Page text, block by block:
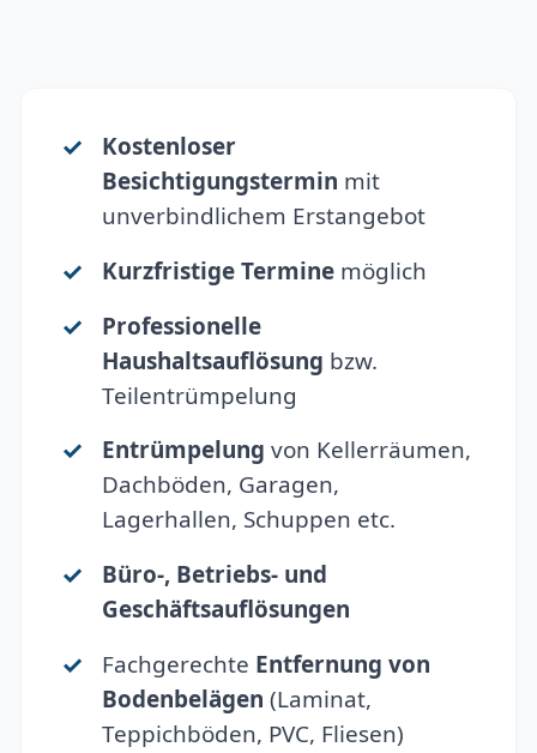
Kostenloser
Besichtigungstermin mit
unverbindlichem Erstangebot
Kurzfristige Terminemöglich
Professionelle
Haushaltsauflösung bzw.
Teilentrümpelung
Entrümpelung von Kellerräumen,
Dachböden, Garagen,
Lagerhallen, Schuppen etc.
Büro-, Betriebs- und
Geschäftsauflösungen
Fachgerechte Entfernung von
Bodenbelägen (Laminat,
Teppichböden, PVC, Fliesen)